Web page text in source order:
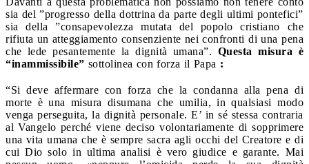
sia del ”progresso della dottrina da parte degli ultimi pontefici”
sia della ”consapevolezza mutata del popolo cristiano che
rifiuta un atteggiamento consenziente nei confronti di una pena
che lede pesantemente la dignità umana”. Questa misura è
“inammissibile” sottolinea con forza il Papa :
“Si deve affermare con forza che la condanna alla pena di
morte è una misura disumana che umilia, in qualsiasi modo
venga perseguita, la dignità personale. E’ in sé stessa contraria
al Vangelo perché viene deciso volontariamente di sopprimere
una vita umana che è sempre sacra agli occhi del Creatore e di
cui Dio solo in ultima analisi è vero giudice e garante. Mai